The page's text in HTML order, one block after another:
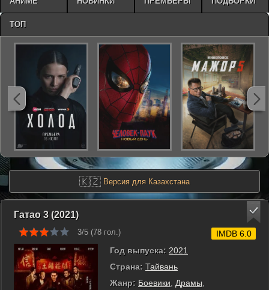
🇰🇿 Версия для Казахстана
Гатао 3 (2021)
3/5 (78 гол.)
Год выпуска: 2021
Страна: Тайвань
Жанр: Боевики Драмы
IMDB 6.0
ТОП